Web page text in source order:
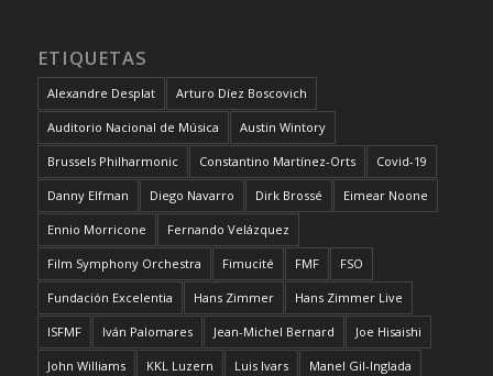
ETIQUETAS
Alexandre Desplat Arturo Díez Boscovich
Auditorio Nacional de Música Austin Wintory
Brussels Philharmonic Constantino Martínez-Orts Covid-19
Danny Elfman Diego Navarro Dirk Brossé Eimear Noone
Ennio Morricone Fernando Velázquez
Film Symphony Orchestra Fimucité FMF FSO
Fundación Excelentia Hans Zimmer Hans Zimmer Live
ISFMF Iván Palomares Jean-Michel Bernard Joe Hisaishi
John Williams KKL Luzern Luis Ivars Manel Gil-Inglada